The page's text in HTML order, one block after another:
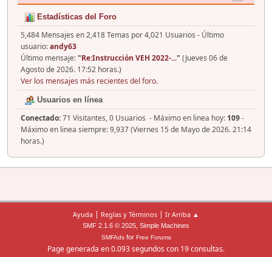
Estadísticas del Foro
5,484 Mensajes en 2,418 Temas por 4,021 Usuarios - Último
usuario:andy63
Último mensaje:"Re:Instrucción VEH 2022-..." (Jueves 06 de
Agosto de 2026. 17:52 horas.)
Ver los mensajes más recientes del foro.
Usuarios en línea
Conectado:71 Visitantes, 0 Usuarios - Máximo en linea hoy: 109-
Máximo en linea siempre: 9,937 (Viernes 15 de Mayo de 2026. 21:14
horas.)
Ayuda | Reglas y Términos | Ir Arriba ▲
SMF 2.1.6 © 2025, Simple Machines
SMFAdsfor Free Forums
Page generada en 0.093 segundos con 19 consultas.